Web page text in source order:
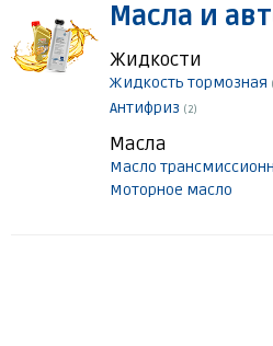
Масла и
Жидкости
Жидкость тормозная
Антифриз (2)
Масла
Масло
Моторное масло